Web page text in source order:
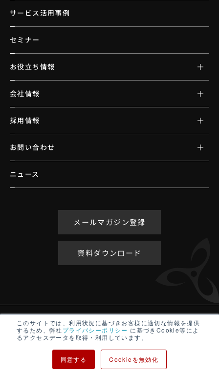
このサイトでは、利用状況に基づきお客様に適切な情報を提供
するため、弊社 プライバシーポリシー に基づきCookie等によ
るアクセスデータを取得・利用しています。
同意する Cookieを無効化
サービス活用事例
セミナー
お役立ち情報
会社情報
採用情報
お問い合わせ
ニュース
メールマガジン登録
資料ダウンロード
アクセシビリティポリシー
サイトマップ
プライバシーポリシー